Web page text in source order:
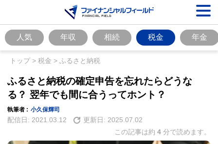
人気 年収 相続 税金 年金
トップ> 税金 > ふるさと納税
ふるさと納税の確定申告を忘れたらどうな
る？ 翌年でも間に合うってホント？
執筆者 : 小久保輝司
配信日: 2021.03.12 更新日: 2025.07.02
この記事は約 4 分で読めます。